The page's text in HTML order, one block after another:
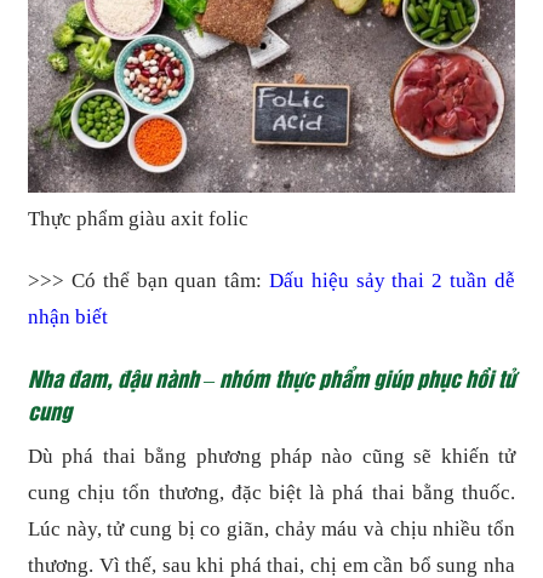
Thực phẩm giàu axit folic
>>> Có thể bạn quan tâm: Dấu hiệu sảy thai 2 tuần dễ
nhận biết
Nha đam, đậu nành – nhóm thực phẩm giúp phục hồi tử
cung
Dù phá thai bằng phương pháp nào cũng sẽ khiến tử
cung chịu tổn thương, đặc biệt là phá thai bằng thuốc.
Lúc này, tử cung bị co giãn, chảy máu và chịu nhiều tổn
thương. Vì thế, sau khi phá thai, chị em cần bổ sung nha